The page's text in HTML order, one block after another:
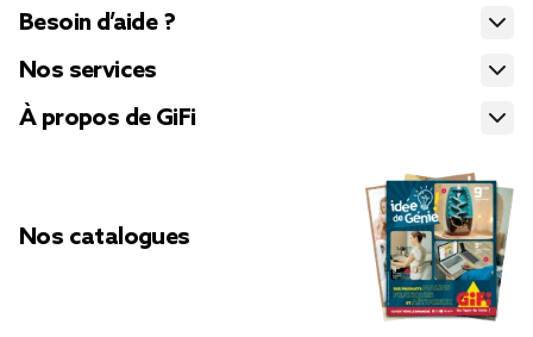
Besoin d’aide ?
Nos services
À propos de GiFi
Nos catalogues